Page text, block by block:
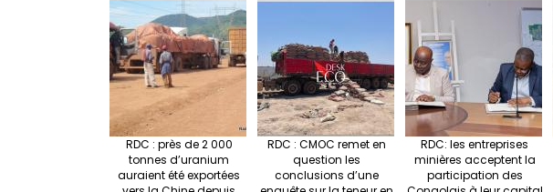
RDC : près de 2 000
tonnes d’uranium
auraient été exportées
RDC : CMOC remet en
question les
conclusions d’une
RDC: les entreprises
minières acceptent la
participation des